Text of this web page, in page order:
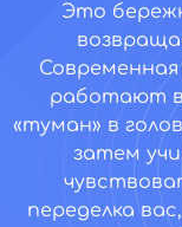
Это
работают в
«туман» в
затем
переделка